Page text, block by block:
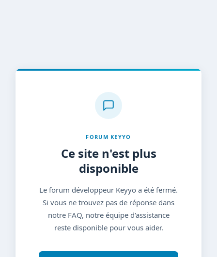
FORUM KEYYO
Ce site n'est plus
disponible
Le forum développeur Keyyo a été fermé.
Si vous ne trouvez pas de réponse dans
notre FAQ, notre équipe d'assistance
reste disponible pour vous aider.